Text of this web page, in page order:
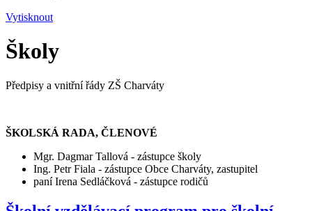
Vytisknout
Školy
Předpisy a vnitřní řády ZŠ Charváty
ŠKOLSKÁ RADA, ČLENOVÉ
Mgr. Dagmar Tallová - zástupce školy
Ing. Petr Fiala - zástupce Obce Charváty, zastupitel
paní Irena Sedláčková - zástupce rodičů